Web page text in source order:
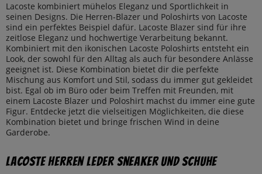
Lacoste kombiniert mühelos Eleganz und Sportlichkeit in
seinen Designs. Die Herren-Blazer und Poloshirts von Lacoste
sind ein perfektes Beispiel dafür. Lacoste Blazer sind für ihre
zeitlose Eleganz und hochwertige Verarbeitung bekannt.
Kombiniert mit den ikonischen Lacoste Poloshirts entsteht ein
Look, der sowohl für den Alltag als auch für besondere Anlässe
geeignet ist. Diese Kombination bietet dir die perfekte
Mischung aus Komfort und Stil, sodass du immer gut gekleidet
bist. Egal ob im Büro oder beim Treffen mit Freunden, mit
einem Lacoste Blazer und Poloshirt machst du immer eine gute
Figur. Entdecke jetzt die vielseitigen Möglichkeiten, die diese
Kombination bietet und bringe frischen Wind in deine
Garderobe.
Lacoste Herren Leder Sneaker und Schuhe